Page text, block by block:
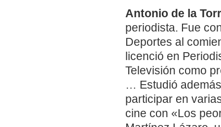
Antonio de la
periodista. Fue
Deportes al
licenció en
Televisión como
… Estudió
participar en
cine con «Los